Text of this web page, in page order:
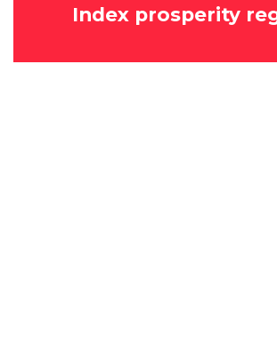
Index prosperity